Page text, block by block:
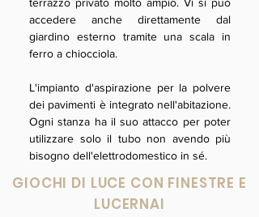
accedere anche direttamente dal
giardino esterno tramite una scala in
ferro a chiocciola.
L'impianto d'aspirazione per la polvere
dei pavimenti è integrato nell'abitazione.
Ogni stanza ha il suo attacco per poter
utilizzare solo il tubo non avendo più
bisogno dell'elettrodomestico in sé.
GIOCHI DI LUCE CON FINESTRE E
LUCERNAI